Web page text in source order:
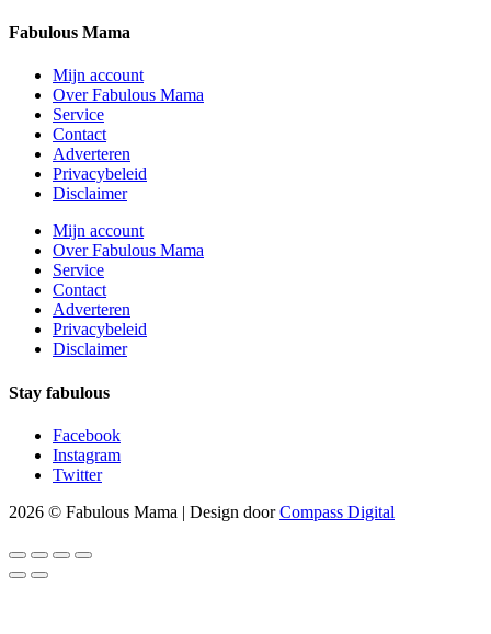
Fabulous Mama
Mijn account
Over Fabulous Mama
Service
Contact
Adverteren
Privacybeleid
Disclaimer
Mijn account
Over Fabulous Mama
Service
Contact
Adverteren
Privacybeleid
Disclaimer
Stay fabulous
Facebook
Instagram
Twitter
2026 © Fabulous Mama | Design doorCompass Digital